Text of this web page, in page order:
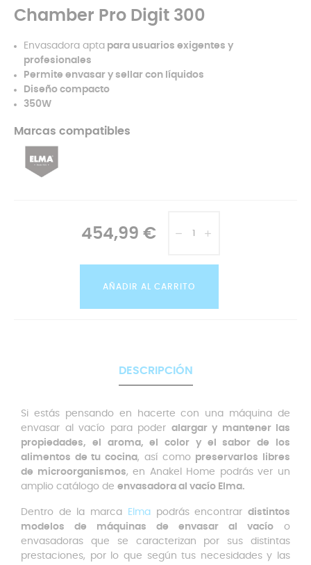
Chamber Pro Digit 300
Envasadora apta para usuarios exigentes y
profesionales
Permite envasar y sellar con líquidos
Diseño compacto
350W
Marcas compatibles
454,99 €
AÑADIR AL CARRITO
DESCRIPCIÓN
Si estás pensando en hacerte con una máquina de
envasar al vacío para poder alargar y mantener las
propiedades, el aroma, el color y el sabor de los
alimentos de tu cocina, así como preservarlos libres
de microorganismos, en Anakel Home podrás ver un
amplio catálogo de envasadora al vacío Elma.
Dentro de la marca Elmapodrás encontrardistintos
modelos de máquinas de envasar al vacío o
envasadoras que se caracterizan por sus distintas
prestaciones, por lo que según tus necesidades y las